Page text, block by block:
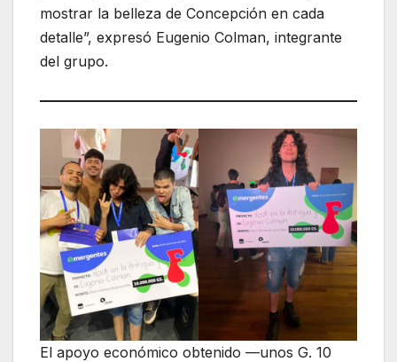
mostrar la belleza de Concepción en cada
detalle”, expresó Eugenio Colman, integrante
del grupo.
El apoyo económico obtenido —unos G. 10